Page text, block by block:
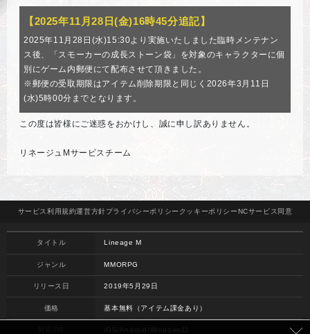
【2025年11月28日(金)16時45分追記】
2025年11月28日(水)15:30より実施いたしました臨時メンテナン
ス後、「スモーカーの成長ストーン袋」を対象のキャラクターに個
別にゲーム内郵便にて配布させて頂きました。
※郵便の受取期限はアイテム削除期限と同じく2026年3月11日
(水)5時00分までとなります。
この度は皆様にご迷惑をおかけし、誠に申し訳ありません。
リネージュMサービスチーム
サービス 利用規約運営方針プライバシーポリシー クッキーポリシーNCサービス 同意
タイトル Lineage M
ジャンル MMORPG
リリース日 2019年5月29日
価格 基本無料（アイテム課金あり）